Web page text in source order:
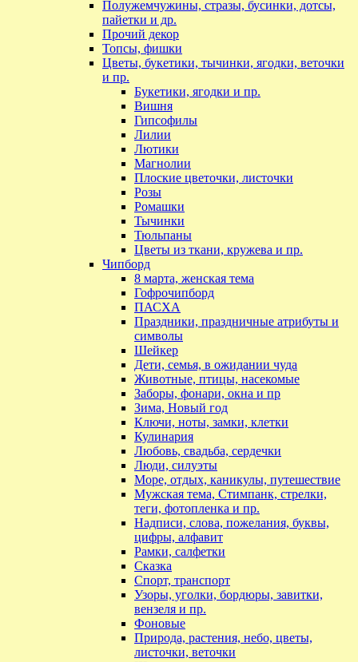
Полужемчужины, стразы, бусинки, дотсы,
пайетки и др.
Прочий декор
Топсы, фишки
Цветы, букетики, тычинки, ягодки, веточки
и пр.
Букетики, ягодки и пр.
Вишня
Гипсофилы
Лилии
Лютики
Магнолии
Плоские цветочки, листочки
Розы
Ромашки
Тычинки
Тюльпаны
Цветы из ткани, кружева и пр.
Чипборд
8 марта, женская тема
Гофрочипборд
ПАСХА
Праздники, праздничные атрибуты и
символы
Шейкер
Дети, семья, в ожидании чуда
Животные, птицы, насекомые
Заборы, фонари, окна и пр
Зима, Новый год
Ключи, ноты, замки, клетки
Кулинария
Любовь, свадьба, сердечки
Люди, силуэты
Море, отдых, каникулы, путешествие
Мужская тема, Стимпанк, стрелки,
теги, фотопленка и пр.
Надписи, слова, пожелания, буквы,
цифры, алфавит
Рамки, салфетки
Сказка
Спорт, транспорт
Узоры, уголки, бордюры, завитки,
вензеля и пр.
Фоновые
Природа, растения, небо, цветы,
листочки, веточки